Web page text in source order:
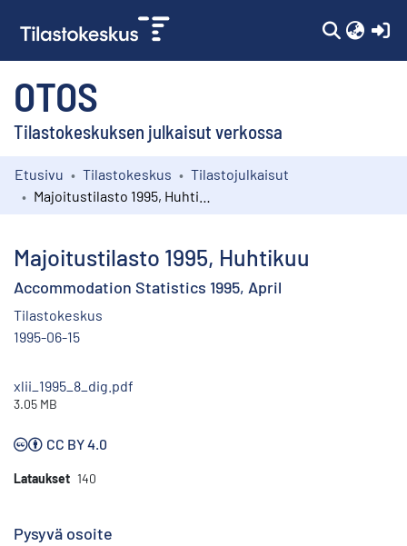
OTOS
Tilastokeskuksen julkaisut verkossa
Kokoelmat
Etusivu Tilastokeskus
Tilastojulkaisut
Majoitustilasto 1995, Huhtikuu
Accommodation Statistics 1995, April
Tilastokeskus
1995-06-15
xlii_1995_8_dig.pdf
3.05 MB
CC BY 4.0
Lataukset 140
Pysyvä osoite